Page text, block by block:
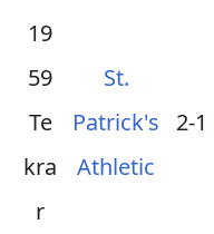
19
59
Te
kra
r
St.
Patrick's
Athletic
2-1